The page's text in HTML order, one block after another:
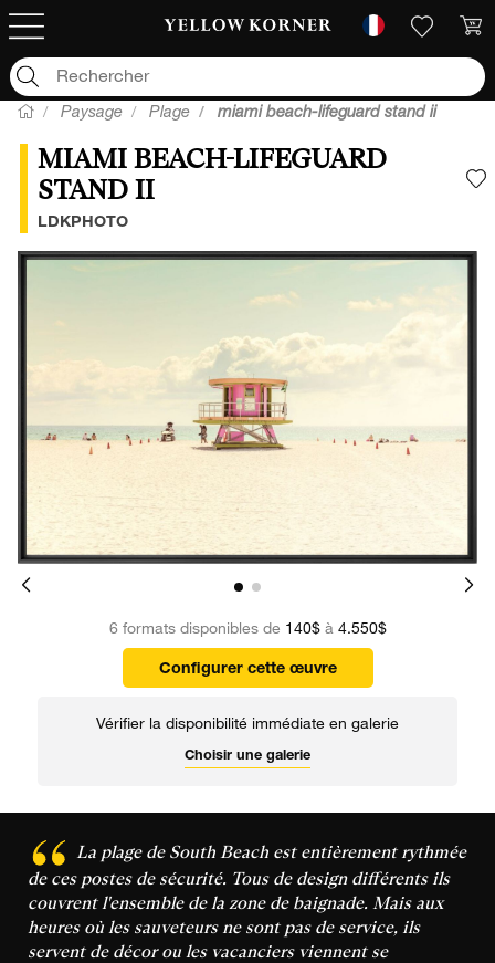
Paysage Plage miami beach-lifeguard stand ii
MIAMI BEACH-LIFEGUARD
STAND II
LDKPHOTO
6 formats disponibles de 140$à 4.550$
Configurer cette œuvre
Vérifier la disponibilité immédiate en galerie
Choisir une galerie
La plage de South Beach est entièrement rythmée
de ces postes de sécurité. Tous de design différents ils
couvrent l'ensemble de la zone de baignade. Mais aux
heures où les sauveteurs ne sont pas de service, ils
servent de décor ou les vacanciers viennent se